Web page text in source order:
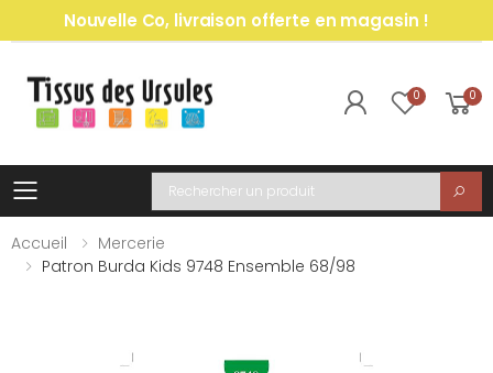
Nouvelle Co, livraison offerte en magasin !
0 0
Toggle mobile menu
Recherche
Accueil
Mercerie
Patron Burda Kids 9748 Ensemble 68/98